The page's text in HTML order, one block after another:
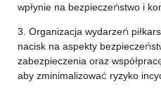
wpłynie na bezpieczeństwo i
3. Organizacja wydarzeń
nacisk na aspekty
zabezpieczenia oraz
aby zminimalizować ryzyko